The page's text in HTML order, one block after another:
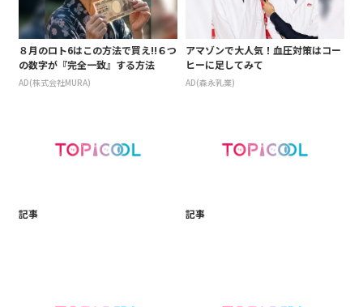
８月のロト6はこの方法で買え!!６つ
の数字が『完全一致』する方法
AD(株式会社MURA)
アマゾンで大人気！血圧対策はコー
ヒーに足してみて
AD(森永乳業)
記事 記事